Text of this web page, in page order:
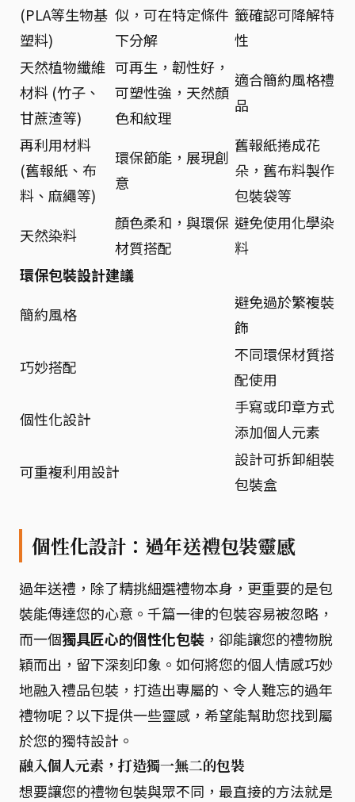
(PLA等生物基
塑料)
似，可在特定條件
下分解
籤確認可降解特
性
天然植物纖維
材料 (竹子、
甘蔗渣等)
可再生，韌性好，
可塑性強，天然顏
色和紋理
適合簡約風格禮
品
再利用材料
(舊報紙、布
料、麻繩等)
環保節能，展現創
意
舊報紙捲成花
朵，舊布料製作
包裝袋等
天然染料
顏色柔和，與環保
材質搭配
避免使用化學染
料
環保包裝設計建議
簡約風格
避免過於繁複裝
飾
巧妙搭配
不同環保材質搭
配使用
個性化設計
手寫或印章方式
添加個人元素
可重複利用設計
設計可拆卸組裝
包裝盒
個性化設計：過年送禮包裝靈感
過年送禮，除了精挑細選禮物本身，更重要的是包
裝能傳達您的心意。千篇一律的包裝容易被忽略，
而一個獨具匠心的個性化包裝 ，卻能讓您的禮物脫
穎而出，留下深刻印象。如何將您的個人情感巧妙
地融入禮品包裝，打造出專屬的、令人難忘的過年
禮物呢？以下提供一些靈感，希望能幫助您找到屬
於您的獨特設計。
融入個人元素，打造獨一無二的包裝
想要讓您的禮物包裝與眾不同，最直接的方法就是